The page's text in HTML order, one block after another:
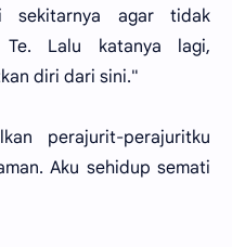
sekitarnya agar tidak
Te. Lalu katanya lagi,
diri dari sini."
perajurit-perajuritku
Aku sehidup semati